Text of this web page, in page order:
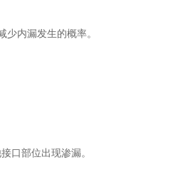
内漏发生的概率。
口部位出现渗漏。